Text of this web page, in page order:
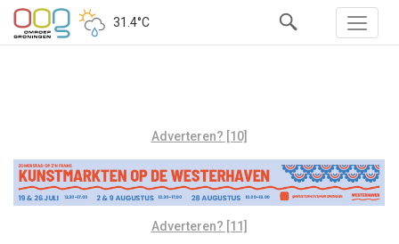
31.4°C
Adverteren? [10]
Adverteren? [11]